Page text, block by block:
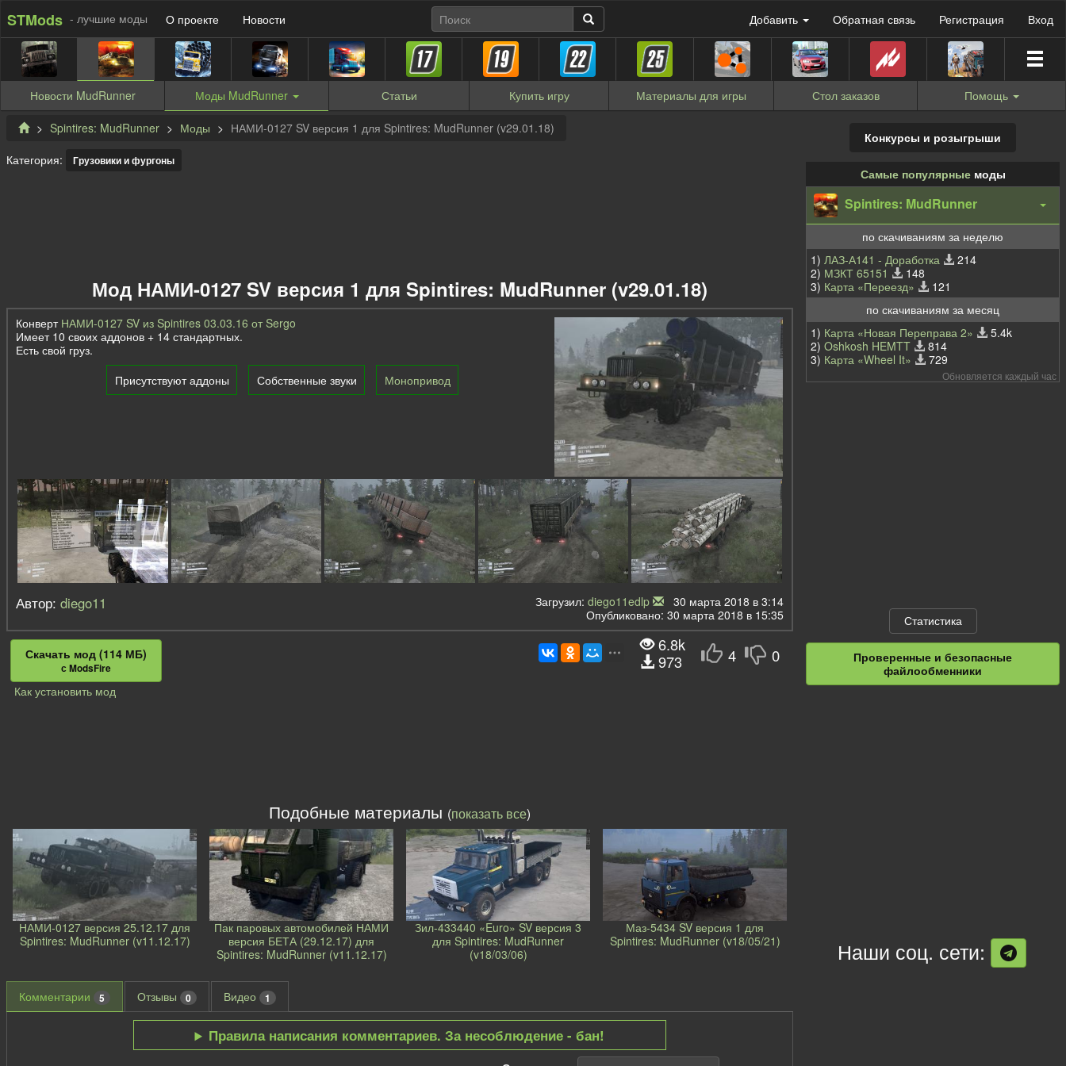
STMods - лучшие моды О проекте Новости Добавить Обратная связь Регистрация Вход
Новости MudRunner Моды MudRunner Статьи Купить игру Материалы для игры Стол заказов Помощь
Spintires: MudRunner Моды НАМИ-0127 SV версия 1 для Spintires: MudRunner (v29.01.18)
Категория: Грузовики и фургоны
Мод НАМИ-0127 SV версия 1 для Spintires: MudRunner (v29.01.18)
Конверт НАМИ-0127 SV из Spintires 03.03.16 от Sergo
Имеет 10 своих аддонов + 14 стандартных.
Есть свой груз.
Присутствуют аддоны
Собственные звуки Монопривод
Автор: diego11 Загрузил:diego11edlp
30 марта 2018 в 3:14
Опубликовано: 30 марта 2018 в 15:35
4 0
Скачать мод (114 МБ)
с ModsFire
6.8k
973
Как установить мод
Подобные материалы (показать все)
НАМИ-0127 версия 25.12.17 для
Spintires: MudRunner (v11.12.17)
Пак паровых автомобилей НАМИ
версия БЕТА (29.12.17) для
Spintires: MudRunner (v11.12.17)
Зил-433440 «Euro» SV версия 3
для Spintires: MudRunner
(v18/03/06)
Маз-5434 SV версия 1 для
Spintires: MudRunner (v18/05/21)
Комментарии 5 Отзывы 0 Видео 1
Правила написания комментариев. За несоблюдение - бан!
Конкурсы и розыгрыши
Самые популярныемоды
Spintires: MudRunner
по скачиваниям за неделю
1) ЛАЗ-А141 - Доработка
214
2) МЗКТ 65151
148
3) Карта «Переезд»
121
по скачиваниям за месяц
1) Карта «Новая Переправа 2»
5.4k
2) Oshkosh HEMTT
814
3) Карта «Wheel It» 729
Обновляется каждый час
Статистика
Проверенные и безопасные
файлообменники
Наши соц. сети: